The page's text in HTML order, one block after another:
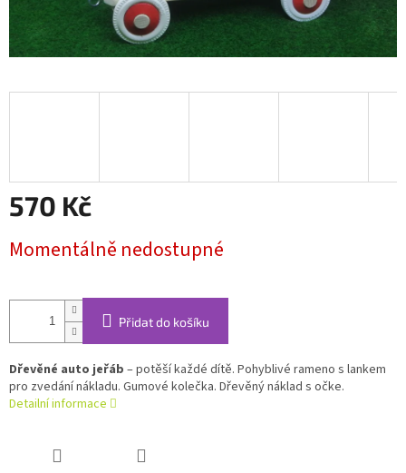
570 Kč
cena:
Momentálně nedostupné
Přidat do košíku
Dřevěné auto jeřáb – potěší každé dítě. Pohyblivé rameno s lankem
pro zvedání nákladu. Gumové kolečka. Dřevěný náklad s očke.
Detailní informace